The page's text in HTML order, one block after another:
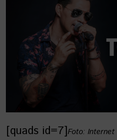
[quads id=7]Foto: Internet